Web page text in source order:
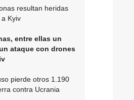
resultan heridas
Kyiv
entre ellas un
ataque con drones
pierde otros 1.190
contra Ucrania